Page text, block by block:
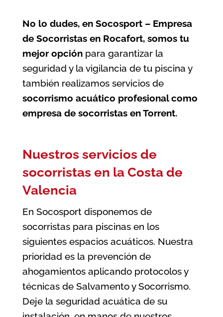
No lo dudes, en Socosport – Empresa
de Socorristas en Rocafort, somos tu
mejor opción para garantizar la
seguridad y la vigilancia de tu piscina y
también realizamos servicios de
socorrismo acuático profesional como
empresa de socorristas en Torrent.
Nuestros servicios de
socorristas en la Costa de
Valencia
En Socosport disponemos de
socorristas para piscinas en los
siguientes espacios acuáticos. Nuestra
prioridad es la prevención de
ahogamientos aplicando protocolos y
técnicas de Salvamento y Socorrismo.
Deje la seguridad acuática de su